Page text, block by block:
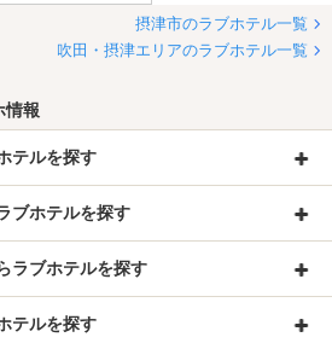
摂津市のラブホテル一覧
吹田・摂津エリアのラブホテル一覧
情報
テルを探す
ブホテルを探す
ラブホテルを探す
テルを探す